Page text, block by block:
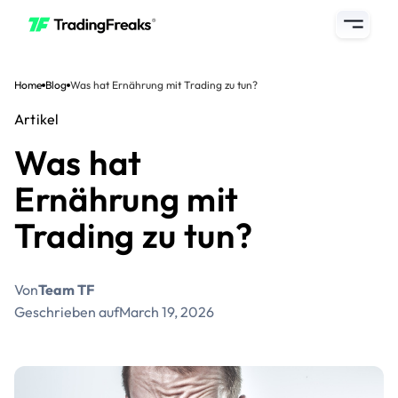
Home Blog Was hat Ernährung mit Trading zu tun?
Artikel
Was hat
Ernährung mit
Trading zu tun?
VonTeam TF
Geschrieben aufMarch 19, 2026